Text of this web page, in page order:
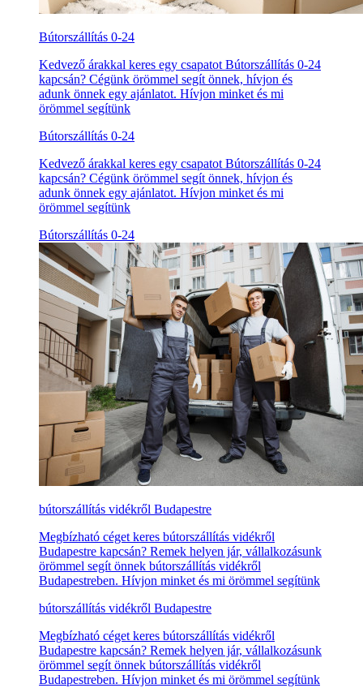
Bútorszállítás 0-24
Kedvező árakkal keres egy csapatot Bútorszállítás 0-24
kapcsán? Cégünk örömmel segít önnek, hívjon és
adunk önnek egy ajánlatot. Hívjon minket és mi
örömmel segítünk
Bútorszállítás 0-24
Kedvező árakkal keres egy csapatot Bútorszállítás 0-24
kapcsán? Cégünk örömmel segít önnek, hívjon és
adunk önnek egy ajánlatot. Hívjon minket és mi
örömmel segítünk
Bútorszállítás 0-24
bútorszállítás vidékről Budapestre
Megbízható céget keres bútorszállítás vidékről
Budapestre kapcsán? Remek helyen jár, vállalkozásunk
örömmel segít önnek bútorszállítás vidékről
Budapestreben. Hívjon minket és mi örömmel segítünk
bútorszállítás vidékről Budapestre
Megbízható céget keres bútorszállítás vidékről
Budapestre kapcsán? Remek helyen jár, vállalkozásunk
örömmel segít önnek bútorszállítás vidékről
Budapestreben. Hívjon minket és mi örömmel segítünk